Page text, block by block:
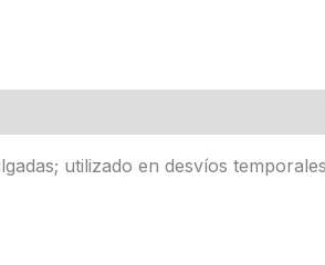
utilizado en desvíos